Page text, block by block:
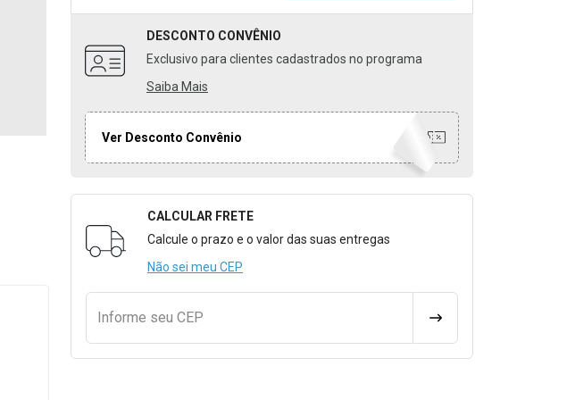
DESCONTO CONVÊNIO
Exclusivo para clientes cadastrados no programa
Saiba Mais
Ver Desconto Convênio
Formulário para Calcular o Frete
CALCULAR FRETE
Calcule o prazo e o valor das suas entregas
Não sei meu CEP
Informe seu CEP CALCULAR FRETE